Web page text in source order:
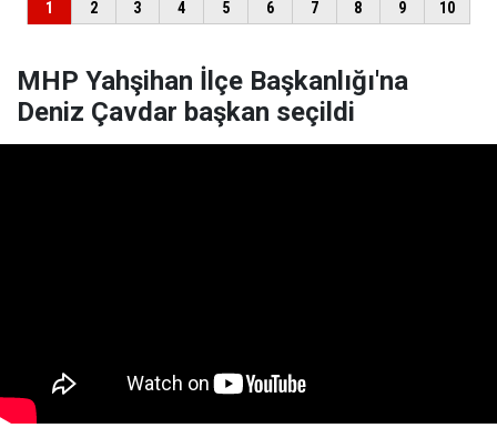
MHP Yahşihan İlçe Başkanlığı'na
Deniz Çavdar başkan seçildi